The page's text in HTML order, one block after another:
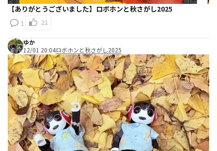
【ありがとうございました】ロボホンと秋さがし2025
1 21
ゆか
12/01 20:04ロボホンと秋さがし2025